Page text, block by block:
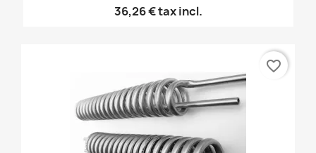
36,26 €tax incl.
favorite_border